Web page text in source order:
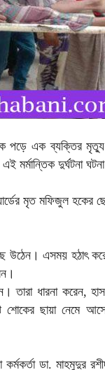
পড়ে এক ব্যক্তির
মর্মান্তিক দুর্ঘটনা
মৃত মফিজুল হকের
উঠেন। এসময় হঠাৎ
তারা ধারনা করেন,
শোকের ছায়া নেমে
কর্মকর্তা ডা. মাহমুদুর